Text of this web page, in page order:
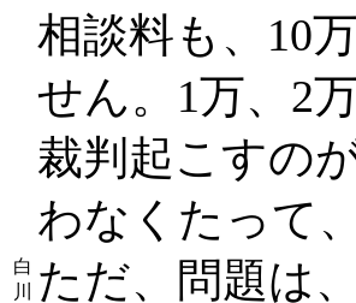
白
川
相談料も、10
せん。1万、2
裁判起こすの
わなくたって
ただ、問題は